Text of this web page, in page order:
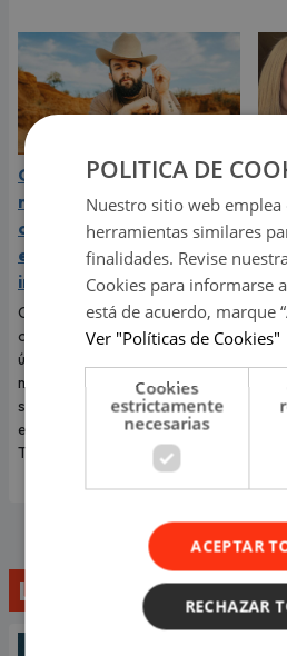
Carín León está en el
mejor momento de su
carrera y llega a Lima en
el año de su consagración
internacional
Carín León llega a Lima para
ofrecer este 6 de agosto un
único concierto en Costa 21, en
medio del mejor momento de
su carrera y con las últimas
entradas disponibles en
Teleticket.
La
La
Lo último
POLITICA DE
Nuestro sitio web emplea
herramientas similares
finalidades. Revise
Cookies para informarse
está de acuerdo, marque
Ver "Políticas de Cookies"
Cookies
estrictamente
necesarias
ACEPTAR
RECHAZAR